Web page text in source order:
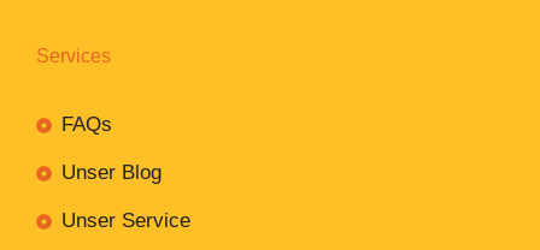
Services
FAQs
Unser Blog
Unser Service